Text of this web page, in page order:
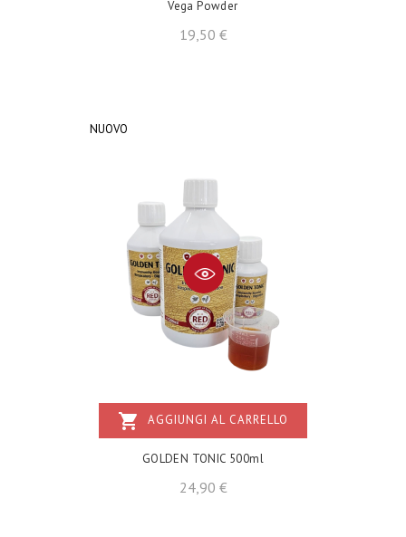
Vega Powder
19,50 €Prezzo
NUOVO
shopping_cart AGGIUNGI AL CARRELLO
GOLDEN TONIC 500ml
24,90 €Prezzo